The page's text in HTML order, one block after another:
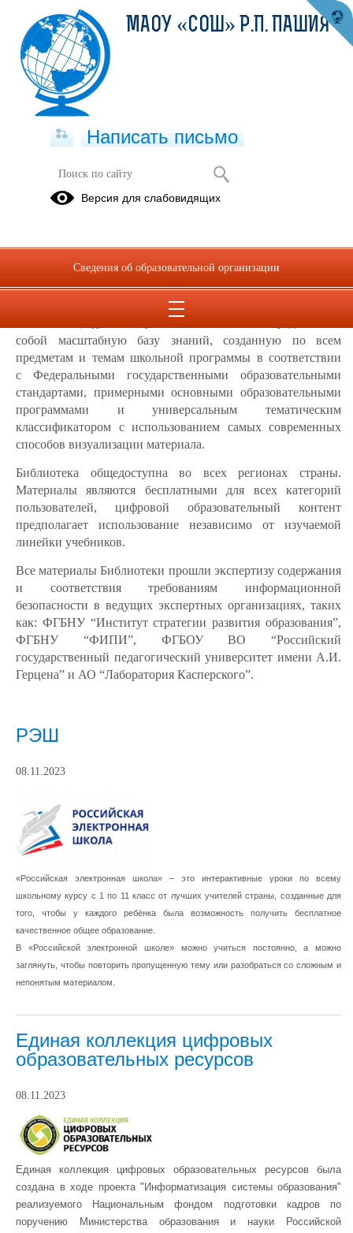
Цифровая (электронная) библиотека
собой масштабную базу знаний, созданную по всем
предметам и темам школьной программы в соответствии
с Федеральными государственными образовательными
стандартами, примерными основными образовательными
программами и универсальным тематическим
классификатором с использованием самых современных
способов визуализации материала.
Библиотека общедоступна во всех регионах страны.
Материалы являются бесплатными для всех категорий
пользователей, цифровой образовательный контент
предполагает использование независимо от изучаемой
линейки учебников.
Все материалы Библиотеки прошли экспертизу содержания
и соответствия требованиям информационной
безопасности в ведущих экспертных организациях, таких
как: ФГБНУ “Институт стратегии развития образования”,
ФГБНУ “ФИПИ”, ФГБОУ ВО “Российский
государственный педагогический университет имени А.И.
Герцена” и АО “Лаборатория Касперского”.
РЭШ
08.11.2023
«Российская электронная школа» – это интерактивные уроки по всему
школьному курсу с 1 по 11 класс от лучших учителей страны, созданные для
того, чтобы у каждого ребёнка была возможность получить бесплатное
качественное общее образование.
В «Российской электронной школе» можно учиться постоянно, а можно
заглянуть, чтобы повторить пропущенную тему или разобраться со сложным и
непонятым материалом.
Единая коллекция цифровых
образовательных ресурсов
08.11.2023
Единая коллекция цифровых образовательных ресурсов была
создана в ходе проекта "Информатизация системы образования"
реализуемого Национальным фондом подготовки кадров по
поручению Министерства образования и науки Российской
МАОУ «СОШ» Р.П. ПАШИЯ
Написать письмо
Версия для слабовидящих
Сведения об образовательной организации